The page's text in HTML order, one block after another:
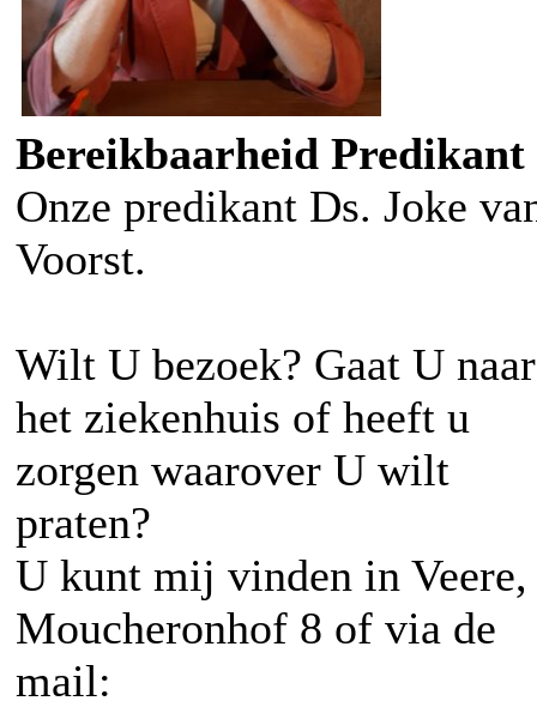
Bereikbaarheid Predikant
Onze predikant Ds. Joke
Voorst.
Wilt U bezoek? Gaat U naar
het ziekenhuis of heeft u
zorgen waarover U wilt
praten?
U kunt mij vinden in Veere,
Moucheronhof 8 of via de
mail: